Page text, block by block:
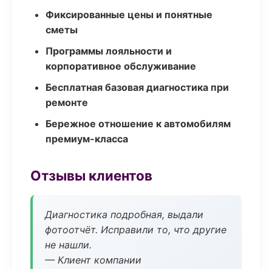
Фиксированные цены и понятные
сметы
Программы лояльности и
корпоративное обслуживание
Бесплатная базовая диагностика при
ремонте
Бережное отношение к автомобилям
премиум-класса
Отзывы клиентов
Диагностика подробная, выдали
фотоотчёт. Исправили то, что другие
не нашли.
— Клиент компании